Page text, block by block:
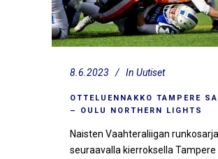
8.6.2023 In Uutiset
OTTELUENNAKKO TAMPERE
– OULU NORTHERN LIGHTS
Naisten Vaahteraliigan
seuraavalla kierroksella Tampere